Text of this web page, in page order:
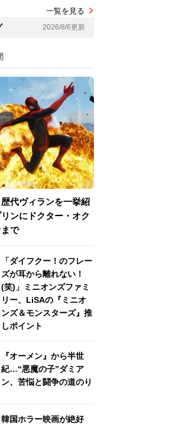
一覧を見る
2026/8/6更新
歴代ヴィランを一挙紹
ンにドクター・オク
で
「ダイフクー！のフレー
ズが耳から離れない！
(笑)」ミニオンズファミ
リー、LiSAの『ミニオ
ンズ＆モンスターズ』推
しポイント
『オーメン』から半世
紀…“悪魔の子”ダミア
ン、苦悩と闘争の道のり
韓国ホラー映画が絶好